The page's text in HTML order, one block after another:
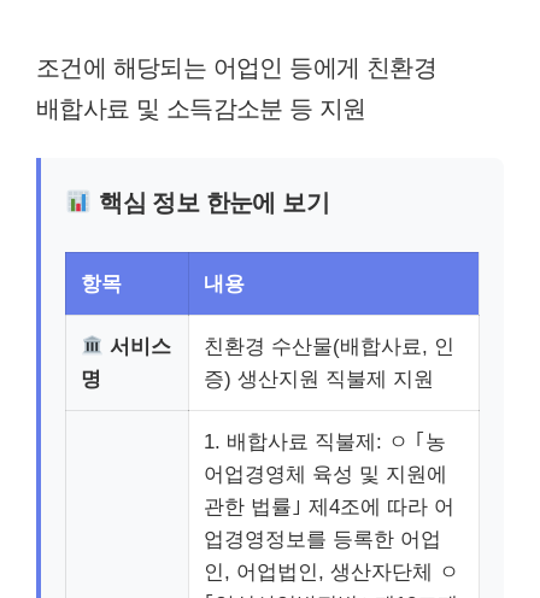
조건에 해당되는 어업인 등에게 친환경
배합사료 및 소득감소분 등 지원
핵심 정보 한눈에 보기
항목 내용
서비스
명
친환경 수산물(배합사료, 인
증) 생산지원 직불제 지원
1. 배합사료 직불제: ㅇ ｢농
어업경영체 육성 및 지원에
관한 법률｣ 제4조에 따라 어
업경영정보를 등록한 어업
인, 어업법인, 생산자단체 ㅇ